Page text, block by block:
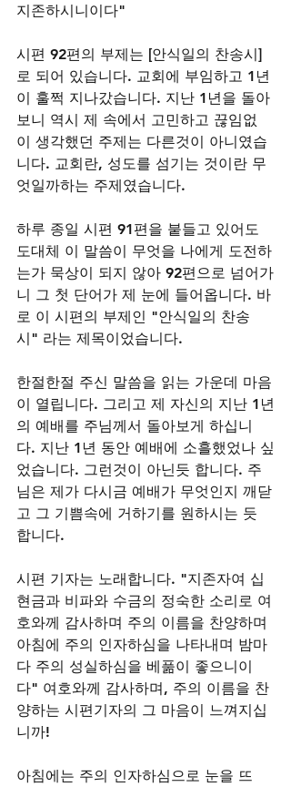
지존하시니이다"
시편 92편의 부제는 [안식일의 찬송시]
로 되어 있습니다. 교회에 부임하고 1년
이 훌쩍 지나갔습니다. 지난 1년을 돌아
보니 역시 제 속에서 고민하고 끊임없
이 생각했던 주제는 다른것이 아니였습
니다. 교회란, 성도를 섬기는 것이란 무
엇일까하는 주제였습니다.
하루 종일 시편 91편을 붙들고 있어도
도대체 이 말씀이 무엇을 나에게 도전하
는가 묵상이 되지 않아 92편으로 넘어가
니 그 첫 단어가 제 눈에 들어옵니다. 바
로 이 시편의 부제인 "안식일의 찬송
시" 라는 제목이었습니다.
한절한절 주신 말씀을 읽는 가운데 마음
이 열립니다. 그리고 제 자신의 지난 1년
의 예배를 주님께서 돌아보게 하십니
다. 지난 1년 동안 예배에 소흘했었나 싶
었습니다. 그런것이 아닌듯 합니다. 주
님은 제가 다시금 예배가 무엇인지 깨닫
고 그 기쁨속에 거하기를 원하시는 듯
합니다.
시편 기자는 노래합니다. "지존자여 십
현금과 비파와 수금의 정숙한 소리로 여
호와께 감사하며 주의 이름을 찬양하며
아침에 주의 인자하심을 나타내며 밤마
다 주의 성실하심을 베풂이 좋으니이
다" 여호와께 감사하며, 주의 이름을 찬
양하는 시편기자의 그 마음이 느껴지십
니까!
아침에는 주의 인자하심으로 눈을 뜨